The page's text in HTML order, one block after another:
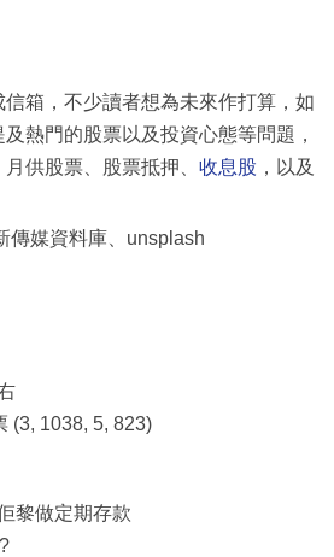
信箱，不少讀者想為未來作打算，如
熱門的股票以及投資心態等問題，
供股票、股票抵押、 收息股 ，以及
傳媒資料庫、unsplash
(3, 1038, 5, 823)
黎做定期存款